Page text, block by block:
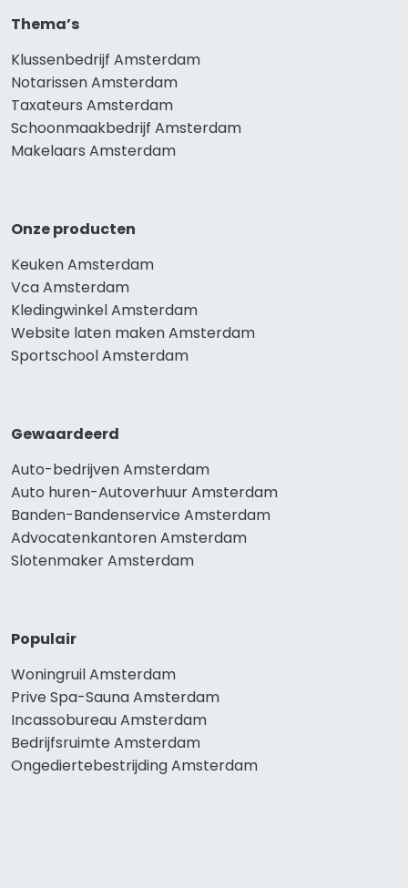
Thema’s
Klussenbedrijf Amsterdam
Notarissen Amsterdam
Taxateurs Amsterdam
Schoonmaakbedrijf Amsterdam
Makelaars Amsterdam
Onze producten
Keuken Amsterdam
Vca Amsterdam
Kledingwinkel Amsterdam
Website laten maken Amsterdam
Sportschool Amsterdam
Gewaardeerd
Auto-bedrijven Amsterdam
Auto huren-Autoverhuur Amsterdam
Banden-Bandenservice Amsterdam
Advocatenkantoren Amsterdam
Slotenmaker Amsterdam
Populair
Woningruil Amsterdam
Prive Spa-Sauna Amsterdam
Incassobureau Amsterdam
Bedrijfsruimte Amsterdam
Ongediertebestrijding Amsterdam